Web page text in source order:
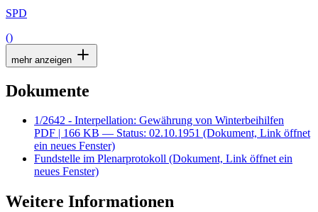
SPD
()
mehr anzeigen
Dokumente
1/2642 - Interpellation: Gewährung von Winterbeihilfen
PDF | 166 KB — Status: 02.10.1951 (Dokument, Link öffnet
ein neues Fenster)
Fundstelle im Plenarprotokoll (Dokument, Link öffnet ein
neues Fenster)
Weitere Informationen